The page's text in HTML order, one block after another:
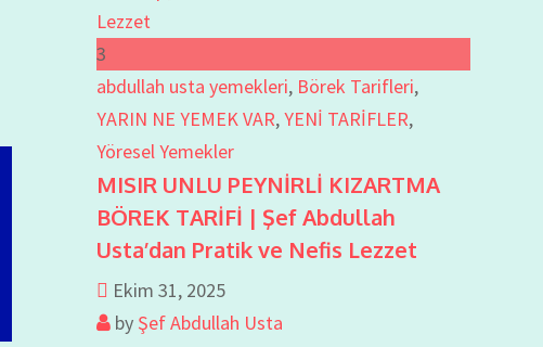
3
abdullah usta yemekleri, Börek Tarifleri,
YARIN NE YEMEK VAR,YENİ TARİFLER,
Yöresel Yemekler
MISIR UNLU PEYNİRLİ KIZARTMA
BÖREK TARİFİ | Şef Abdullah
Usta’dan Pratik ve Nefis Lezzet
Ekim 31, 2025
by Şef Abdullah Usta